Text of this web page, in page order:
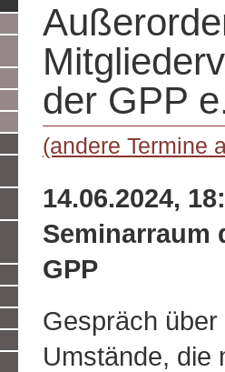
der GPP
(andere Termine
14.06.2024,
Seminarraum
GPP
Gespräch über
Umstände, die